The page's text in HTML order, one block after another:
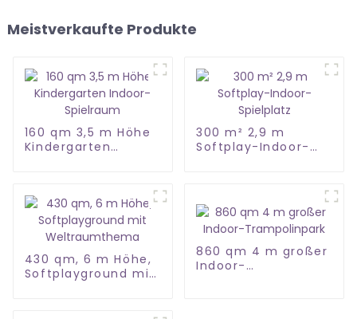
Meistverkaufte Produkte
160 qm 3,5 m Höhe
Kindergarten
300 m² 2,9 m
Softplay-Indoor-
430 qm, 6 m Höhe,
Softplayground mit
860 qm 4 m großer
Indoor-